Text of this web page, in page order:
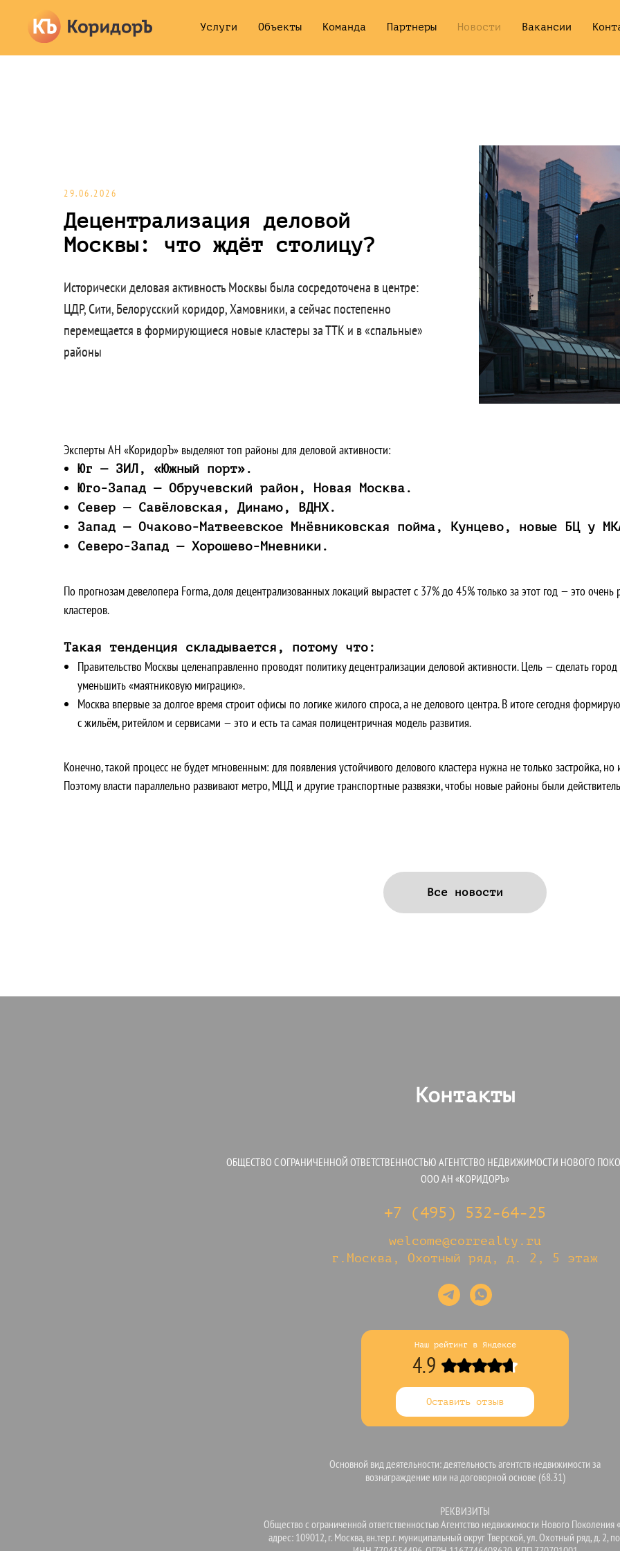
Услуги Объекты Команда Партнеры Новости Вакансии
29.06.2026
Децентрализация деловой
Москвы: что ждёт столицу?
Исторически деловая активность Москвы была сосредоточена в центре:
ЦДР, Сити, Белорусский коридор, Хамовники, а сейчас постепенно
перемещается в формирующиеся новые кластеры за ТТК и в «спальные»
районы
Эксперты АН «КоридорЪ» выделяют топ районы для деловой активности:
Юг — ЗИЛ, «Южный порт».
Юго-Запад — Обручевский район, Новая Москва.
Север — Савёловская, Динамо, ВДНХ.
Запад — Очаково-Матвеевское Мнёвниковская пойма, Кунцево, новые БЦ у
Северо-Запад — Хорошево-Мневники.
По прогнозам девелопера Forma, доля децентрализованных локаций вырастет с 37% до 45% только за этот год — это
кластеров.
Такая тенденция складывается, потому что:
Правительство Москвы целенаправленно проводят политику децентрализации деловой активности. Цель — сделать
уменьшить «маятниковую миграцию».
Москва впервые за долгое время строит офисы по логике жилого спроса, а не делового центра. В итоге сегодня
с жильём, ритейлом и сервисами — это и есть та самая полицентричная модель развития.
Конечно, такой процесс не будет мгновенным: для появления устойчивого делового кластера нужна не только застройка,
Поэтому власти параллельно развивают метро, МЦД и другие транспортные развязки, чтобы новые районы были
Все новости
ОБЩЕСТВО С ОГРАНИЧЕННОЙ ОТВЕТСТВЕННОСТЬЮ АГЕНТСТВО НЕДВИЖИМОСТИ НОВОГО
ООО АН «КОРИДОРЪ»
Контакты
г.Москва, Охотный ряд, д. 2, 5 этаж
+7 (495) 532-64-25
welcome@correalty.ru
Наш рейтинг в Яндексе
Оставить отзыв
4.9
Основной вид деятельности: деятельность агентств недвижимости за
вознаграждение или на договорной основе (68.31)
РЕКВИЗИТЫ
Общество с ограниченной ответственностью Агентство недвижимости Нового Поколения
адрес: 109012, г. Москва, вн.тер.г. муниципальный округ Тверской, ул. Охотный ряд, д. 2,